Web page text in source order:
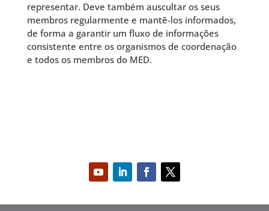
representar. Deve também auscultar os seus
membros regularmente e mantê-los informados,
de forma a garantir um fluxo de informações
consistente entre os organismos de coordenação
e todos os membros do MED.